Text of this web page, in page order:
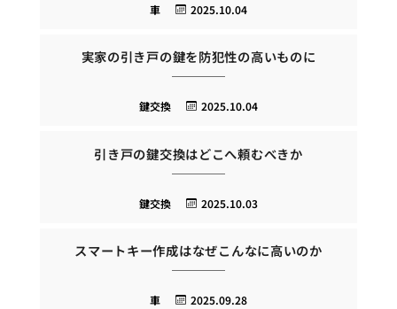
2025.10.04
車
実家の引き戸の鍵を防犯性の高いものに
2025.10.04
鍵交換
引き戸の鍵交換はどこへ頼むべきか
2025.10.03
鍵交換
スマートキー作成はなぜこんなに高いのか
2025.09.28
車